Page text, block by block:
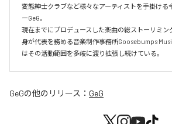
変態紳士クラブなど様々なアーティストを手掛ける
ーGeG。
現在までにプロデュースした楽曲の総ストーリミン
身が代表を務める音楽制作事務所Goosebumps
はその活動範囲を多岐に渡り拡張し続けている。
GeGの他のリリース： GeG